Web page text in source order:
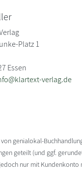
Platz 1
Essen
verlag.de
genialokal-
geteilt (und ggf.
nur mit Kundenkonto